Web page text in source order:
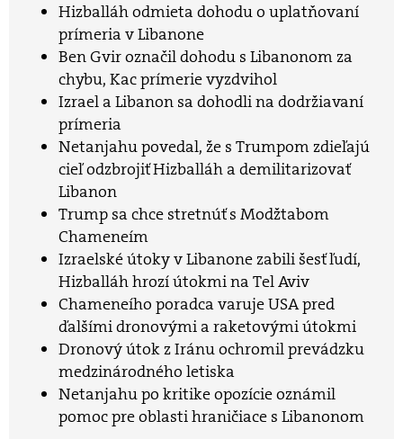
Hizballáh odmieta dohodu o uplatňovaní
prímeria v Libanone
Ben Gvir označil dohodu s Libanonom za
chybu, Kac prímerie vyzdvihol
Izrael a Libanon sa dohodli na dodržiavaní
prímeria
Netanjahu povedal, že s Trumpom zdieľajú
cieľ odzbrojiť Hizballáh a demilitarizovať
Libanon
Trump sa chce stretnúť s Modžtabom
Chameneím
Izraelské útoky v Libanone zabili šesť ľudí,
Hizballáh hrozí útokmi na Tel Aviv
Chameneího poradca varuje USA pred
ďalšími dronovými a raketovými útokmi
Dronový útok z Iránu ochromil prevádzku
medzinárodného letiska
Netanjahu po kritike opozície oznámil
pomoc pre oblasti hraničiace s Libanonom